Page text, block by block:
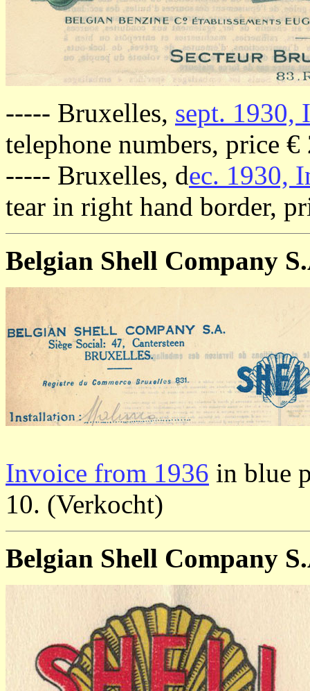
----- Bruxelles, sept. 1930,
telephone numbers, price
----- Bruxelles, dec. 1930,
tear in right hand border,
Belgian Shell Company
Invoice from 1936 in blue
10. (Verkocht)
Belgian Shell Company